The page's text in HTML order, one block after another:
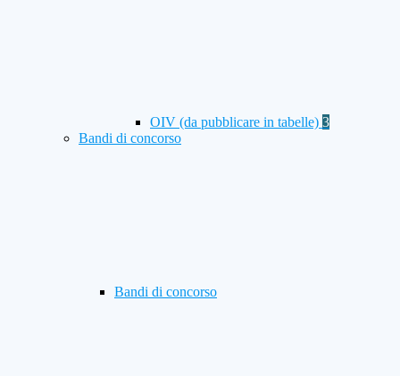
OIV (da pubblicare in tabelle) 3
Bandi di concorso
Bandi di concorso